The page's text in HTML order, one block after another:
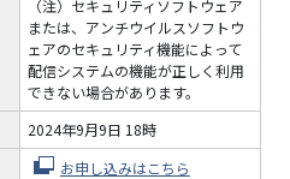
（注）セキュリティソフトウェア
または、アンチウイルスソフトウ
ェアのセキュリティ機能によって
配信システムの機能が正しく利用
できない場合があります。
2024年9月9日 18時​
お申し込みはこちら​